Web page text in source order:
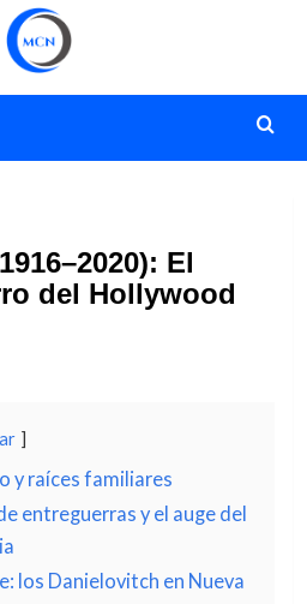
El
del Hollywood
y raíces familiares
entreguerras y el auge del
los Danielovitch en Nueva